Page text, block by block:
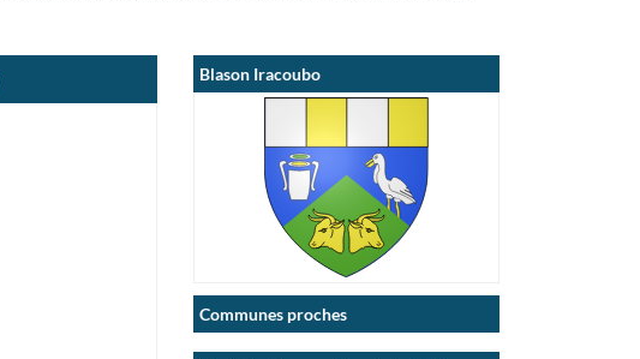
Blason Iracoubo
Communes proches